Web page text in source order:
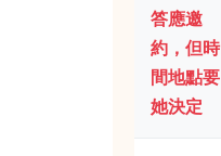
答應邀
約，但時
間地點要
她決定